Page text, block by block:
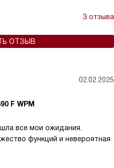
3 отзыва
ОТЗЫВ
02.02.2025
F WPM
все мои ожидания.
функций и невероятная